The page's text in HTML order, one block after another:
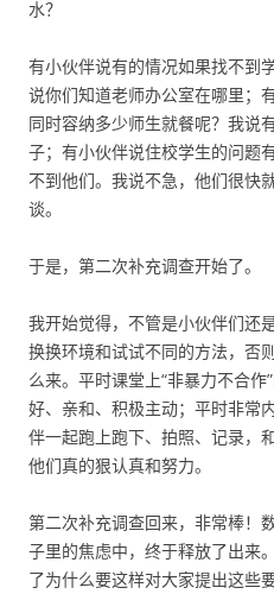
水？
有小伙伴说有的情况如果找不到
说你们知道老师办公室在哪里；
同时容纳多少师生就餐呢？我说
子；有小伙伴说住校学生的问题
不到他们。我说不急，他们很快
谈。
于是，第二次补充调查开始了。
我开始觉得，不管是小伙伴们还
换换环境和试试不同的方法，否
么来。平时课堂上“非暴力不合
好、亲和、积极主动；平时非常
伴一起跑上跑下、拍照、记录，
他们真的狠认真和努力。
第二次补充调查回来，非常棒！
子里的焦虑中，终于释放了出来
了为什么要这样对大家提出这些要